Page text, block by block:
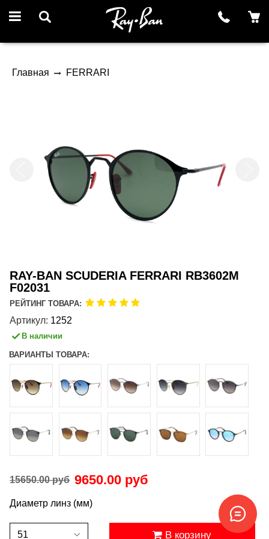
Главная FERRARI
RAY-BAN SCUDERIA FERRARI RB3602M
F02031
РЕЙТИНГ ТОВАРА:
Артикул: 1252
В наличии
ВАРИАНТЫ ТОВАРА:
15650.00 руб 9650.00 руб
Диаметр линз (мм)
В корзину